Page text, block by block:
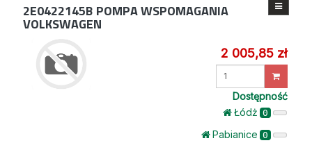
2E0422145B POMPA WSPOMAGANIA
VOLKSWAGEN
2 005,85 zł
Wprowadź
Dostępność
Łódż 0
Pabianice 0